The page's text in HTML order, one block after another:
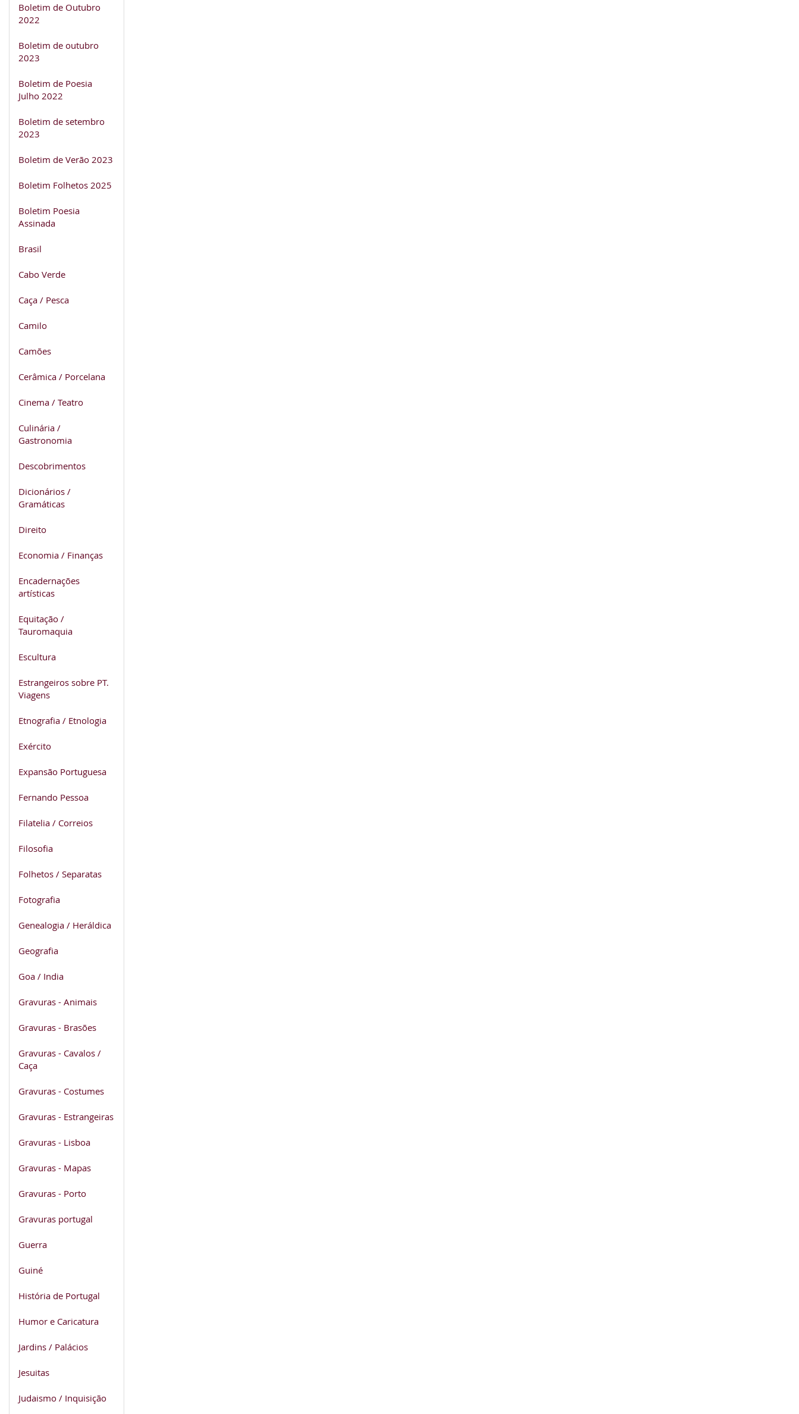
Boletim de Outubro
2022
Boletim de outubro
2023
Boletim de Poesia
Julho 2022
Boletim de setembro
2023
Boletim de Verão 2023
Boletim Folhetos 2025
Boletim Poesia
Assinada
Brasil
Cabo Verde
Caça / Pesca
Camilo
Camões
Cerâmica / Porcelana
Cinema / Teatro
Culinária /
Gastronomia
Descobrimentos
Dicionários /
Gramáticas
Direito
Economia / Finanças
Encadernações
artísticas
Equitação /
Tauromaquia
Escultura
Estrangeiros sobre PT.
Viagens
Etnografia / Etnologia
Exército
Expansão Portuguesa
Fernando Pessoa
Filatelia / Correios
Filosofia
Folhetos / Separatas
Fotografia
Genealogia / Heráldica
Geografia
Goa / India
Gravuras - Animais
Gravuras - Brasões
Gravuras - Cavalos /
Caça
Gravuras - Costumes
Gravuras - Estrangeiras
Gravuras - Lisboa
Gravuras - Mapas
Gravuras - Porto
Gravuras portugal
Guerra
Guiné
História de Portugal
Humor e Caricatura
Jardins / Palácios
Jesuitas
Judaismo / Inquisição